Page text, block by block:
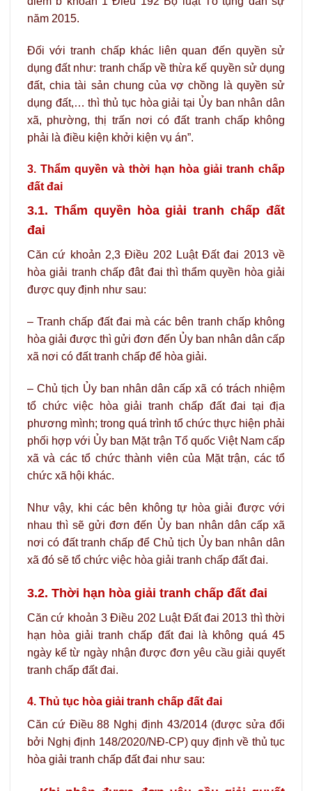
năm 2015.
Đối với tranh chấp khác liên quan đến quyền sử
dụng đất như: tranh chấp về thừa kế quyền sử dụng
đất, chia tài sản chung của vợ chồng là quyền sử
dụng đất,… thì thủ tục hòa giải tại Ủy ban nhân dân
xã, phường, thị trấn nơi có đất tranh chấp không
phải là điều kiện khởi kiện vụ án”.
3. Thẩm quyền và thời hạn hòa giải tranh chấp
đất đai
3.1. Thẩm quyền hòa giải tranh chấp đất
đai
Căn cứ khoản 2,3 Điều 202 Luật Đất đai 2013 về
hòa giải tranh chấp đât đai thì thẩm quyền hòa giải
được quy định như sau:
– Tranh chấp đất đai mà các bên tranh chấp không
hòa giải được thì gửi đơn đến Ủy ban nhân dân cấp
xã nơi có đất tranh chấp để hòa giải.
– Chủ tịch Ủy ban nhân dân cấp xã có trách nhiệm
tổ chức việc hòa giải tranh chấp đất đai tại địa
phương mình; trong quá trình tổ chức thực hiện phải
phối hợp với Ủy ban Mặt trận Tổ quốc Việt Nam cấp
xã và các tổ chức thành viên của Mặt trận, các tổ
chức xã hội khác.
Như vậy, khi các bên không tự hòa giải được với
nhau thì sẽ gửi đơn đến Ủy ban nhân dân cấp xã
nơi có đất tranh chấp để Chủ tịch Ủy ban nhân dân
xã đó sẽ tổ chức việc hòa giải tranh chấp đất đai.
3.2. Thời hạn hòa giải tranh chấp đất đai
Căn cứ khoản 3 Điều 202 Luật Đất đai 2013 thì thời
hạn hòa giải tranh chấp đất đai là không quá 45
ngày kể từ ngày nhận được đơn yêu cầu giải quyết
tranh chấp đất đai.
4. Thủ tục hòa giải tranh chấp đất đai
Căn cứ Điều 88 Nghị định 43/2014 (được sửa đổi
bởi Nghị định 148/2020/NĐ-CP) quy định về thủ tục
hòa giải tranh chấp đất đai như sau: